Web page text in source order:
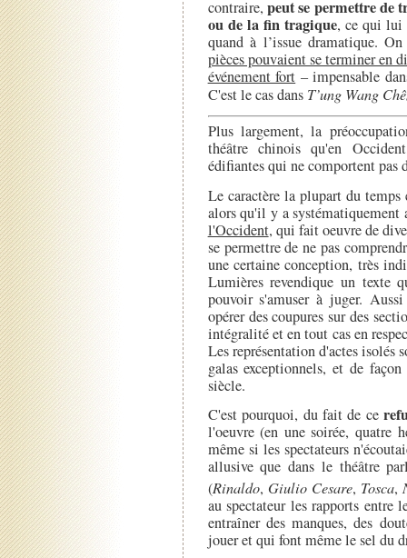
contraire, peut se permettre de
ou de la fin tragique, ce qui lui
quand à l’issue dramatique.
pièces pouvaient se terminer en
événement fort – impensable
C'est le cas dans T’ung Wang
Plus largement, la
théâtre chinois qu'en
édifiantes qui ne comportent pas
Le caractère la plupart du
alors qu'il y a systématiquement
l'Occident, qui fait oeuvre de
se permettre de ne pas
une certaine conception, très
Lumières revendique un
pouvoir s'amuser à juger.
opérer des coupures sur des
intégralité et en tout cas en
Les représentation d'actes isolés
galas exceptionnels, et de
siècle.
C'est pourquoi, du fait de ce
l'oeuvre (en une soirée, quatre
même si les spectateurs
allusive que dans le théâtre
(Rinaldo, Giulio Cesare, Tosca,
au spectateur les rapports entre
entraîner des manques, des
jouer et qui font même le sel du